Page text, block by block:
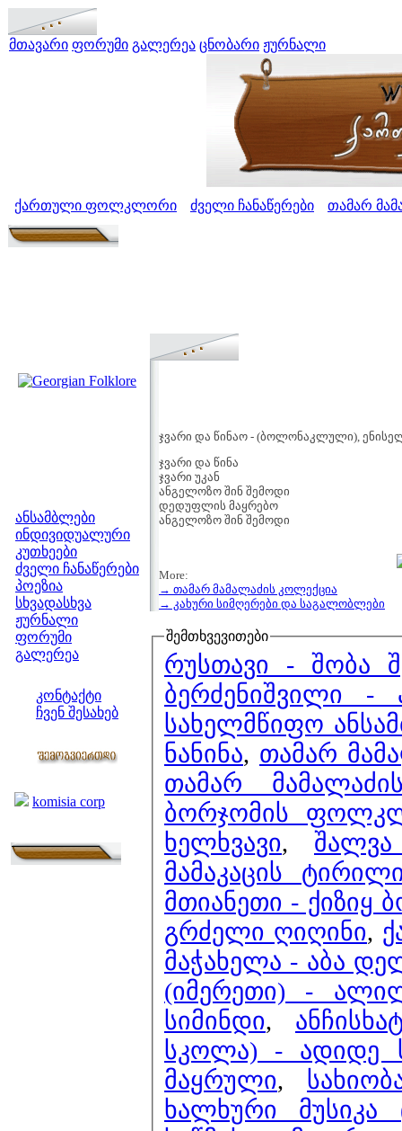
მთავარი ფორუმი გალერეა ცნობარი ჟურნალი
ქართული ფოლკლორი ძველი ჩანაწერები თამარ
ანსამბლები
ინდივიდუალური
კუთხეები
ძველი ჩანაწერები
პოეზია
სხვადასხვა
ჟურნალი
ფორუმი
გალერეა
კონტაქტი
ჩვენ შესახებ
komisia corp
ჯვარი და წინაო - (ბოლონაკლული),
ჯვარი და წინა
ჯვარი უკან
ანგელოზო შინ შემოდი
დედუფლის მაყრებო
ანგელოზო შინ შემოდი
More:
→ თამარ მამალაძის კოლექცია
→ კახური სიმღერები და საგალობლები
შემთხვევითები
რუსთავი - შობა
ბერძენიშვილი
სახელმწიფო
ნანინა, თამარ
თამარ
ბორჯომის
ხელხვავი,
მამაკაცის
მთიანეთი - ქიზიყ
გრძელი ღიღინი,
მაჭახელა - აბა
(იმერეთი) -
სიმინდი,
სკოლა) - ადიდე
მაყრული,
ხალხური